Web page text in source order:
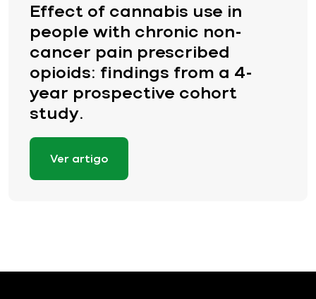
Effect of cannabis use in
people with chronic non-
cancer pain prescribed
opioids: findings from a 4-
year prospective cohort
study.
Ver artigo